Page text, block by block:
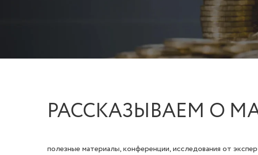
РАССКАЗЫВАЕМ О
полезные материалы, конференции, исследования от